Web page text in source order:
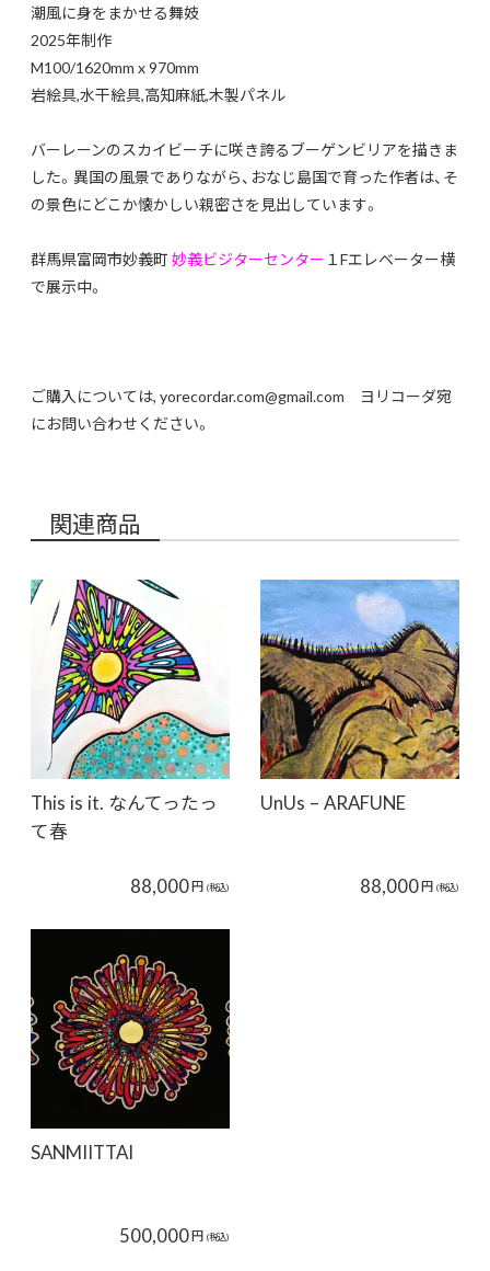
潮風に身をまかせる舞妓
2025年制作
M100/1620mm x 970mm
岩絵具,水干絵具,高知麻紙,木製パネル
バーレーンのスカイビーチに咲き誇るブーゲンビリアを描きま
した。異国の風景でありながら、おなじ島国で育った作者は、そ
の景色にどこか懐かしい親密さを見出しています。
群馬県富岡市妙義町 妙義ビジターセンター １Fエレベーター横
で展示中。
ご購入については, yorecordar.com@gmail.com ヨリコーダ宛
にお問い合わせください。
関連商品
This is it. なんてったっ
て春
88,000円 (税込)
UnUs – ARAFUNE
88,000円 (税込)
SANMIITTAI
500,000円 (税込)